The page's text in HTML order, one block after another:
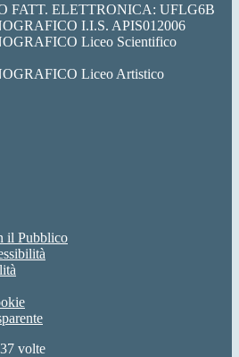
FATT. ELETTRONICA: UFLG6B
I.I.S. APIS012006
Liceo Scientifico
Liceo Artistico
il Pubblico
volte